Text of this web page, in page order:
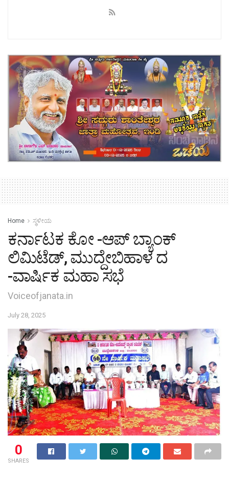
Home ಸ್ಥಳೀಯ
ಕರ್ನಾಟಕ ಕೋ -ಆಪ್ ಬ್ಯಾಂಕ್
ಲಿಮಿಟೆಡ್, ಮುದ್ದೇಬಿಹಾಳ ದ
-ವಾರ್ಷಿಕ ಮಹಾ ಸಭೆ
Voiceofjanata.in
July 28, 2025
0
SHARES